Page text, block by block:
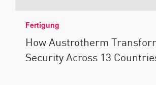
Fertigung
How Austrotherm
Security Across 13